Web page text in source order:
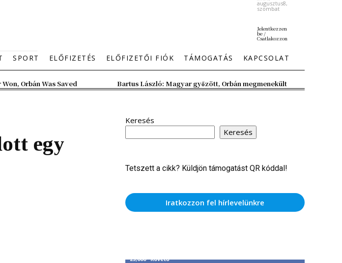
augusztus8,
szombat
Jelentkezzen
be /
Csatlakozzon
SPORT ELŐFIZETÉS ELŐFIZETŐI FIÓK TÁMOGATÁS KAPCSOLAT
Orbán Was Saved Bartus László: Magyar győzött, Orbán megmenekült
egy
Keresés
Keresés
Tetszett a cikk? Küldjön támogatást QR kóddal!
Iratkozzon fel hírlevelünkre
25,000 Követő